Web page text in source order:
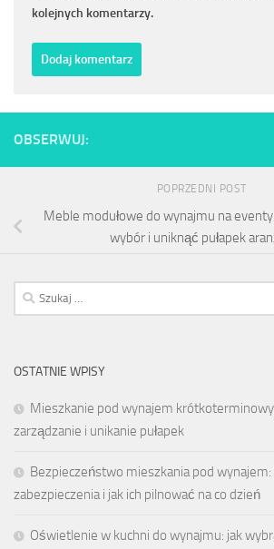
kolejnych komentarzy.
OBSERWUJ:
POPRZEDNI POST
Meble modułowe do wynajmu na
wybór i uniknąć pułapek
Szukaj:
OSTATNIE WPISY
Mieszkanie pod wynajem
zarządzanie i unikanie pułapek
Bezpieczeństwo mieszkania pod
zabezpieczenia i jak ich pilnować na co dzień
Oświetlenie w kuchni do wynajmu: jak